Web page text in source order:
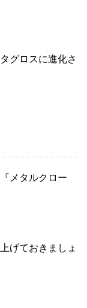
グロスに進化さ
メタルクロー
げておきましょ